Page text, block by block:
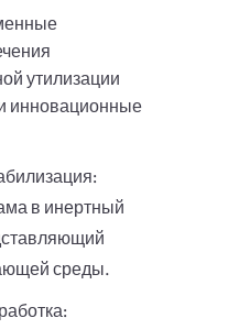
утилизации
инновационные
в инертный
среды.